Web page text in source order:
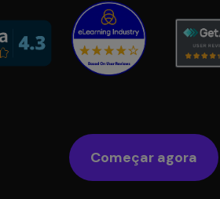
Começar agora